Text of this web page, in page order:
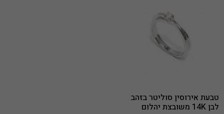
טבעת אירוסין סוליטר בזהב
לבן 14K משובצת יהלום